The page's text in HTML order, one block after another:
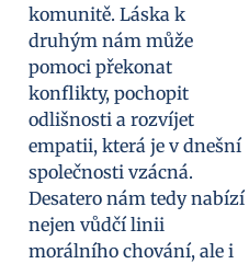
komunitě. Láska k
druhým nám může
pomoci překonat
konflikty, pochopit
odlišnosti a rozvíjet
empatii, která je v dnešní
společnosti vzácná.
Desatero nám tedy nabízí
nejen vůdčí linii
morálního chování, ale i